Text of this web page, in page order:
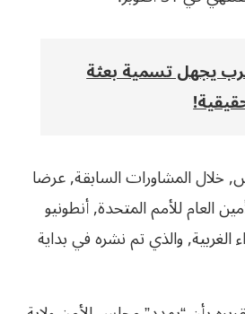
يجهل تسمية بعثة
خلال المشاورات السابقة, عرضا
العام للأمم المتحدة, أنطونيو
والذي تم نشره في بداية